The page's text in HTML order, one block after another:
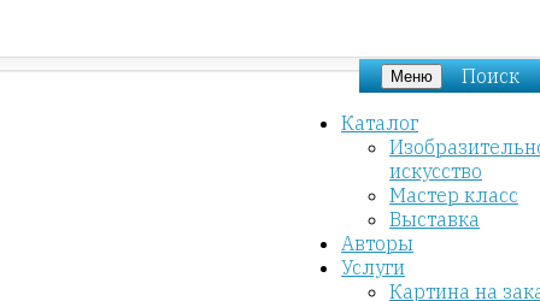
Меню
Поиск
Каталог
искусство
Мастер класс
Выставка
Авторы
Услуги
Картина на